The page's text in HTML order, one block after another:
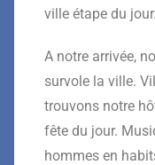
ville étape du jour.
A notre arrivée,
survole la ville.
trouvons notre
fête du jour.
hommes en